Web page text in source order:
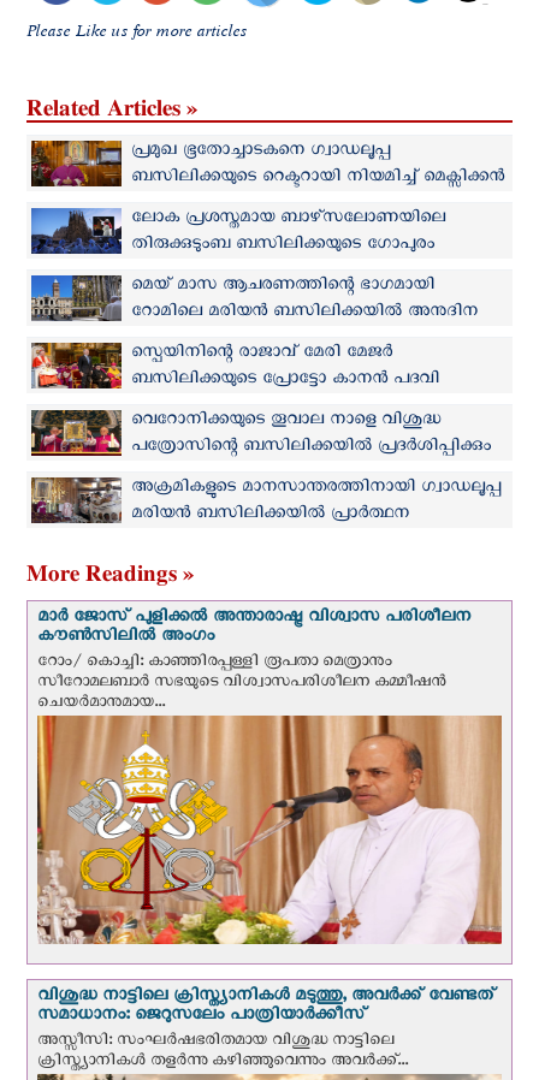
Please Like us for more articles
Related Articles »
പ്രമുഖ ഭൂതോച്ചാടകനെ ഗ്വാഡലൂപ്പ
ബസിലിക്കയുടെ റെക്ടറായി നിയമിച്ച് മെക്സിക്കന്‍
സഭാനേതൃത്വം
ലോക പ്രശസ്തമായ ബാഴ്‌സലോണയിലെ
തിരുക്കുടുംബ ബസിലിക്കയുടെ ഗോപുരം
ആശീര്‍വദിച്ച് ലെയോ പാപ്പ
മെയ് മാസ ആചരണത്തിന്റെ ഭാഗമായി
റോമിലെ മരിയന്‍ ബസിലിക്കയിൽ അനുദിന
ജപമാല സമര്‍പ്പണം
സ്പെയിനിന്റെ രാജാവ് മേരി മേജർ
ബസിലിക്കയുടെ പ്രോട്ടോ കാനൻ പദവി
ഏറ്റെടുത്തു
വെറോനിക്കയുടെ തൂവാല നാളെ വിശുദ്ധ
പത്രോസിന്റെ ബസിലിക്കയില്‍ പ്രദർശിപ്പിക്കും
അക്രമികളുടെ മാനസാന്തരത്തിനായി ഗ്വാഡലൂപ്പ
മരിയന്‍ ബസിലിക്കയിൽ പ്രാര്‍ത്ഥന
More Readings »
മാർ ജോസ് പുളിക്കൽ അന്താരാഷ്ട്ര വിശ്വാസ പരിശീലന
കൗൺസിലിൽ അംഗം
റോം/ കൊച്ചി: കാഞ്ഞിരപ്പള്ളി രൂപതാ മെത്രാനും
സീറോമലബാർ സഭയുടെ വിശ്വാസപരിശീലന കമ്മീഷൻ
ചെയർമാനുമായ...
വിശുദ്ധ നാട്ടിലെ ക്രിസ്ത്യാനികൾ മടുത്തു, അവർക്ക് വേണ്ടത്
സമാധാനം: ജെറുസലേം പാത്രിയാര്‍ക്കീസ്
അസ്സീസി: സംഘര്‍ഷഭരിതമായ വിശുദ്ധ നാട്ടിലെ
ക്രിസ്ത്യാനികൾ തളര്‍ന്നു കഴിഞ്ഞുവെന്നും അവർക്ക്...